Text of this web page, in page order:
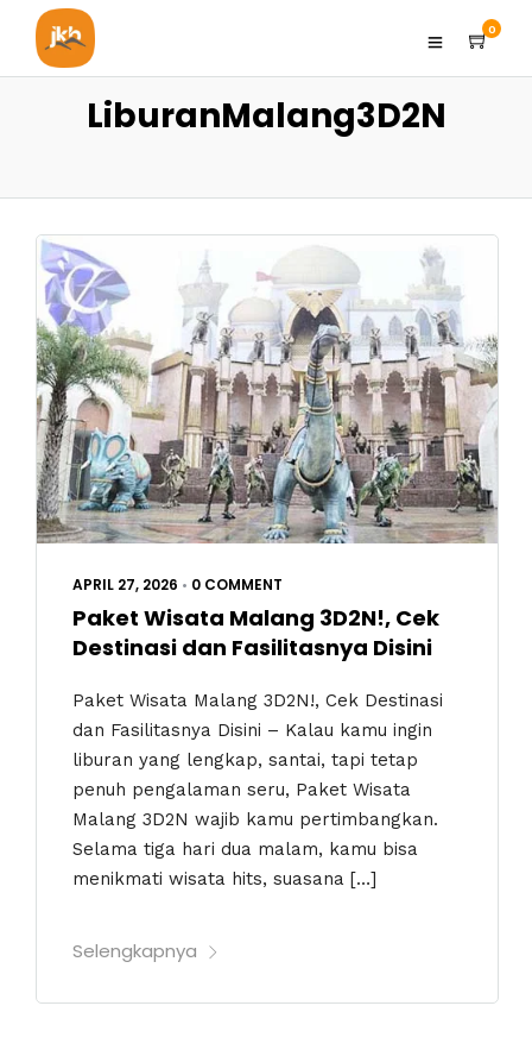
0
LiburanMalang3D2N
APRIL 27, 2026 • 0 COMMENT
Paket Wisata Malang 3D2N!, Cek
Destinasi dan Fasilitasnya Disini
Paket Wisata Malang 3D2N!, Cek Destinasi
dan Fasilitasnya Disini – Kalau kamu ingin
liburan yang lengkap, santai, tapi tetap
penuh pengalaman seru, Paket Wisata
Malang 3D2N wajib kamu pertimbangkan.
Selama tiga hari dua malam, kamu bisa
menikmati wisata hits, suasana […]
Selengkapnya